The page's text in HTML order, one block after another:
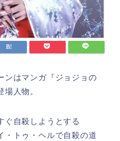
ンはマンガ『ジョジョの
人物。
ぐ自殺しようとする
・トゥ・ヘルで自殺の道